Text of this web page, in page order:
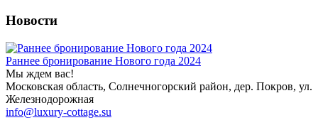
Новости
Раннее бронирование Нового года 2024
Мы ждем вас!
Московская область, Солнечногорский район, дер. Покров, ул.
Железнодорожная
info@luxury-cottage.su